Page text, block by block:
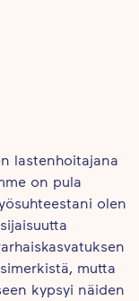
lastenhoitajana
on pula
olen
mutta
kypsyi näiden